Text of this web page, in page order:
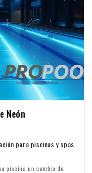
Neón
para piscinas y spas
piscina un cambio de